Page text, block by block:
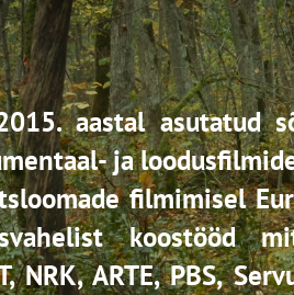
aastal asutatud
ja
filmimisel
koostööd
NRK, ARTE, PBS,